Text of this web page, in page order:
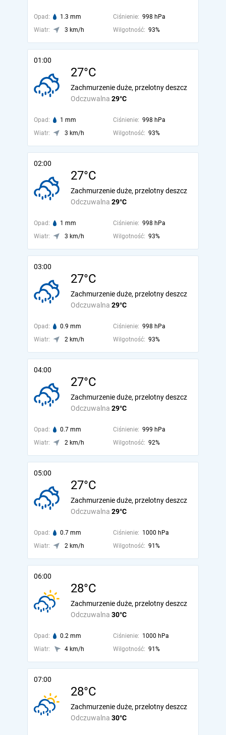
Opad: 1.3 mm Ciśnienie: 998 hPa
Wiatr:
3 km/h Wilgotność: 93%
01:00
27°C
Odczuwalna 29°C
Zachmurzenie duże, przelotny deszcz
Opad: 1 mm Ciśnienie: 998 hPa
Wiatr:
3 km/h Wilgotność: 93%
02:00
27°C
Odczuwalna 29°C
Zachmurzenie duże, przelotny deszcz
Opad: 1 mm Ciśnienie: 998 hPa
Wiatr:
3 km/h Wilgotność: 93%
03:00
27°C
Odczuwalna 29°C
Zachmurzenie duże, przelotny deszcz
Opad: 0.9 mm Ciśnienie: 998 hPa
Wiatr:
2 km/h Wilgotność: 93%
04:00
27°C
Odczuwalna 29°C
Zachmurzenie duże, przelotny deszcz
Opad: 0.7 mm Ciśnienie: 999 hPa
Wiatr:
2 km/h Wilgotność: 92%
05:00
27°C
Odczuwalna 29°C
Zachmurzenie duże, przelotny deszcz
Opad: 0.7 mm Ciśnienie: 1000 hPa
Wiatr:
2 km/h Wilgotność: 91%
06:00
28°C
Odczuwalna 30°C
Zachmurzenie duże, przelotny deszcz
Opad: 0.2 mm Ciśnienie: 1000 hPa
Wiatr:
4 km/h Wilgotność: 91%
07:00
28°C
Odczuwalna 30°C
Zachmurzenie duże, przelotny deszcz